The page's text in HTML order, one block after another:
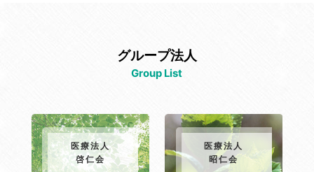
グループ法人
Group List
医療法人
啓仁会
医療法人
昭仁会